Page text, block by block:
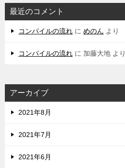
最近のコメント
コンパイルの流れ に めのん より
コンパイルの流れ に 加藤大地 より
アーカイブ
2021年8月
2021年7月
2021年6月